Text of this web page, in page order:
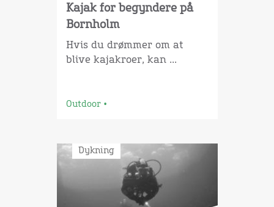
Kajak for begyndere på
Bornholm
Hvis du drømmer om at
blive kajakroer, kan ...
Outdoor•
Dykning